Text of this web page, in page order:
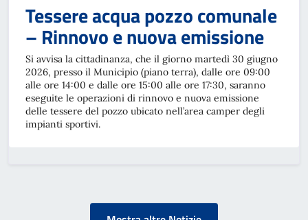
Tessere acqua pozzo comunale
– Rinnovo e nuova emissione
Si avvisa la cittadinanza, che il giorno martedì 30 giugno
2026, presso il Municipio (piano terra), dalle ore 09:00
alle ore 14:00 e dalle ore 15:00 alle ore 17:30, saranno
eseguite le operazioni di rinnovo e nuova emissione
delle tessere del pozzo ubicato nell’area camper degli
impianti sportivi.